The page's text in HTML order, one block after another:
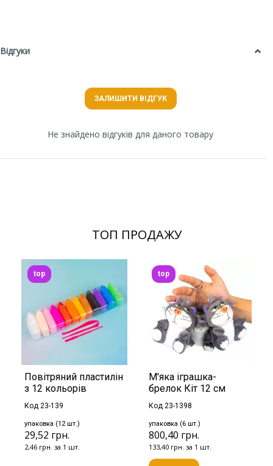
Відгуки
ЗАЛИШИТИ ВІДГУК
Не знайдено відгуків для даного товару
ТОП ПРОДАЖУ
Повітряний пластилін
з 12 кольорів
Код 23-139
упаковка (12 шт.)
29,52 грн.
2,46 грн. за 1 шт.
top
М'яка іграшка-
брелок Кіт 12 см
Код 23-1398
упаковка (6 шт.)
800,40 грн.
133,40 грн. за 1 шт.
top